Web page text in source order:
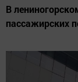
В
пассажирских